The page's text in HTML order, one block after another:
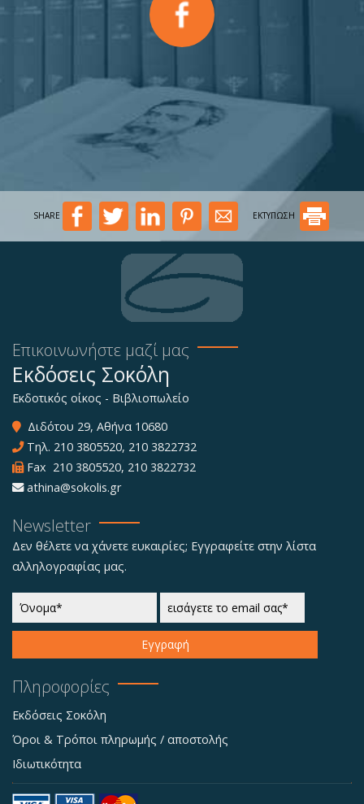
SHARE ΕΚΤΥΠΩΣΗ
Επικοινωνήστε μαζί μας
Εκδόσεις Σοκόλη
Εκδοτικός οίκος - Βιβλιοπωλείο
Διδότου 29, Αθήνα 10680
Τηλ. 210 3805520, 210 3822732
Fax 210 3805520, 210 3822732
athina@sokolis.gr
Newsletter
Δεν θέλετε να χάνετε ευκαιρίες; Εγγραφείτε στην λίστα
αλληλογραφίας μας.
Εγγραφή
Πληροφορίες
Εκδόσεις Σοκόλη
Όροι & Τρόποι πληρωμής / αποστολής
Ιδιωτικότητα